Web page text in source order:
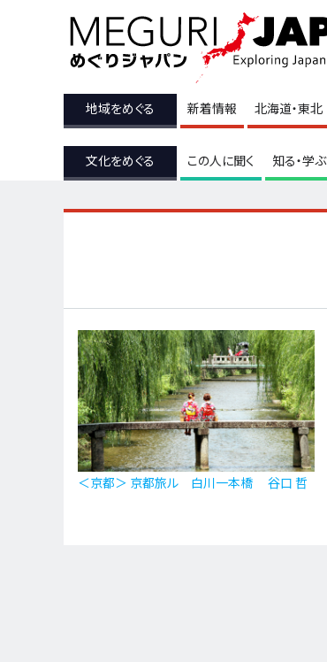
地域をめぐる 新着情報 北海道・東北
文化をめぐる この人に聞く 知る・学ぶ
＜京都＞ 京都旅ル 白川一本橋 谷口 哲